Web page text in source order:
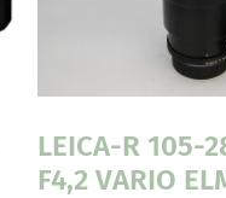
LEICA-R 105-
F4,2 VARIO